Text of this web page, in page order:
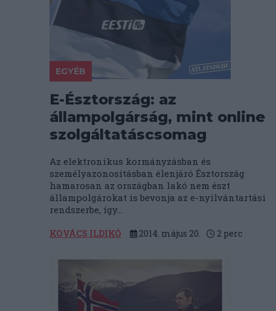
EGYÉB
E-Észtország: az
állampolgárság, mint online
szolgáltatáscsomag
Az elektronikus kormányzásban és
személyazonosításban élenjáró Észtország
hamarosan az országban lakó nem észt
állampolgárokat is bevonja az e-nyilvántartási
rendszerbe, így...
KOVÁCS ILDIKÓ 2014. május 20. 2 perc